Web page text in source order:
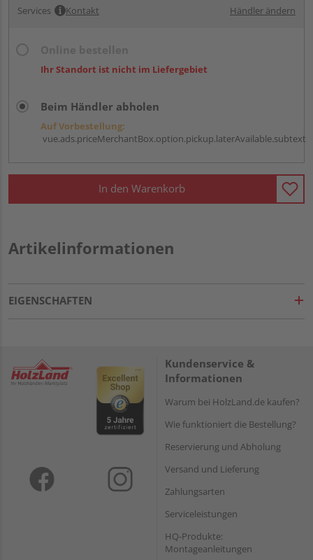
Services Kontakt Händler ändern
Ihr Standort ist nicht im Liefergebiet
Beim Händler abholen
Auf Vorbestellung:
vue.ads.priceMerchantBox.option.pickup.laterAvailable.subtext
In den Warenkorb
Artikelinformationen
EIGENSCHAFTEN
Kundenservice &
Informationen
Warum bei HolzLand.de kaufen?
Wie funktioniert die Bestellung?
Reservierung und Abholung
Versand und Lieferung
Zahlungsarten
Serviceleistungen
HQ-Produkte:
Montageanleitungen